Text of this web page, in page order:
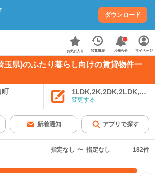
ダウンロード
お気に入り 閲覧履歴 お知らせ マイページ
玉県)のふたり暮らし向けの賃貸物件一
町
変更する
新着通知 アプリで探す
指定なし 〜 指定なし 182件